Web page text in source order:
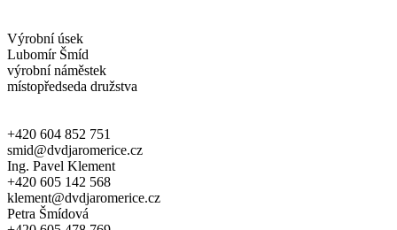
Výrobní úsek
Lubomír Šmíd
výrobní náměstek
místopředseda družstva
+420 604 852 751
smid@dvdjaromerice.cz
Ing. Pavel Klement
+420 605 142 568
klement@dvdjaromerice.cz
Petra Šmídová